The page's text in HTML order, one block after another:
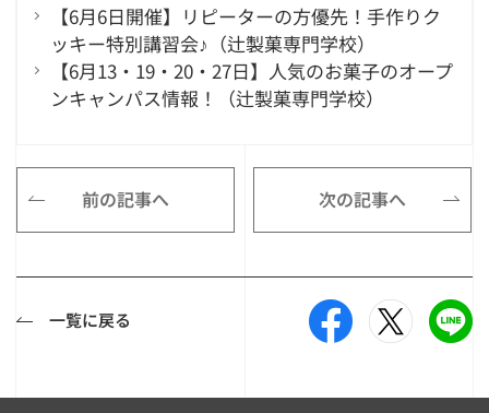
【6月6日開催】リピーターの方優先！手作りク
ッキー特別講習会♪（辻製菓専門学校）
【6月13・19・20・27日】人気のお菓子のオープ
ンキャンパス情報！（辻製菓専門学校）
前の記事へ 次の記事へ
一覧に戻る